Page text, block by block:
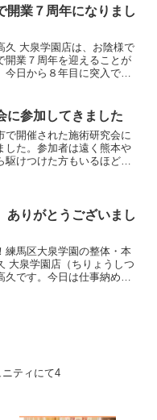
いておけばよかったな、と
ります。それ...
開業７周年になりまし
久 大泉学園店は、お陰様で
開業７周年を迎えることが
今日から８年目に突入で
ありがたく感謝しておりま
周年、20...
に参加してきました
で開催された施術研究会に
した。参加者は遠く熊本や
駆けつけた方もいるほど
す。私は重く考...
ありがとうございまし
練馬区大泉学園の整体・本
大泉学園店（ちりょうしつ
久です。今日は仕事納め
ティにて4